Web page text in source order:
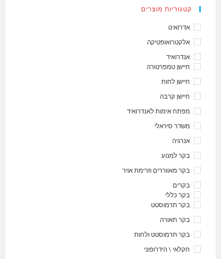
קטגוריות מוצרים
אדרואינו
אלקטרואופטיקה
אנדרואיד
חיישן טמפרטורה
חיישן לחות
חיישן קרבה
מפתח אימות לאנדרואיד
משדר סיראלי
אנרגיה
בקר למנוע
בקר מאווררים וזרימת אויר
בקרים
בקר כללי
בקר תרמוסטט
בקר תאורה
בקר תרמוסטט ולחות
חקלאי \ הידרופוני